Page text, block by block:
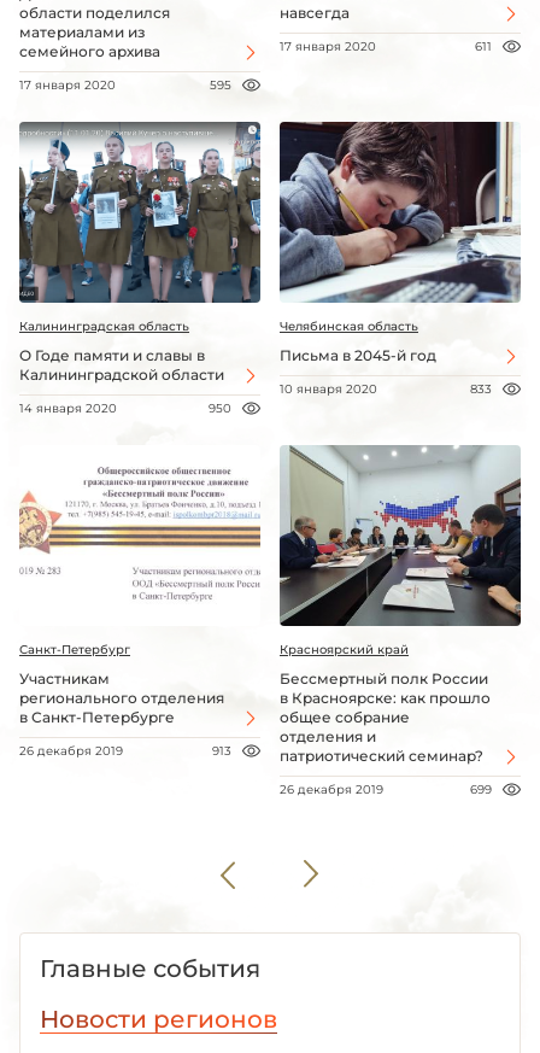
области поделился
материалами из
семейного архива
17 января 2020 595
навсегда
17 января 2020 611
Калининградская область
О Годе памяти и славы в
Калининградской области
14 января 2020 950
Челябинская область
Письма в 2045-й год
10 января 2020 833
Санкт-Петербург
Участникам
регионального отделения
в Санкт-Петербурге
26 декабря 2019 913
Красноярский край
Бессмертный полк России
в Красноярске: как прошло
общее собрание
отделения и
патриотический семинар?
26 декабря 2019 699
Главные события
Новости регионов